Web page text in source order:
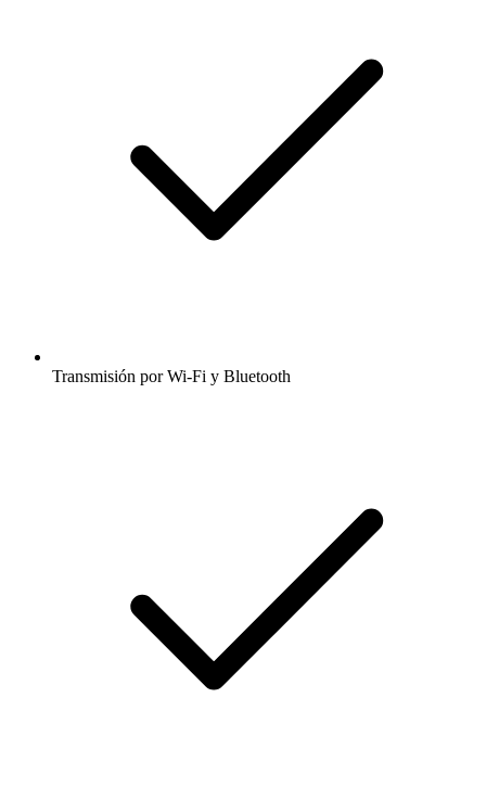
Transmisión por Wi-Fi y Bluetooth